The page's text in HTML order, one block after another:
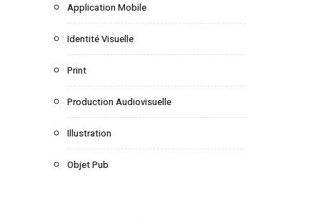
Application Mobile
Identité Visuelle
Print
Production Audiovisuelle
Illustration
Objet Pub